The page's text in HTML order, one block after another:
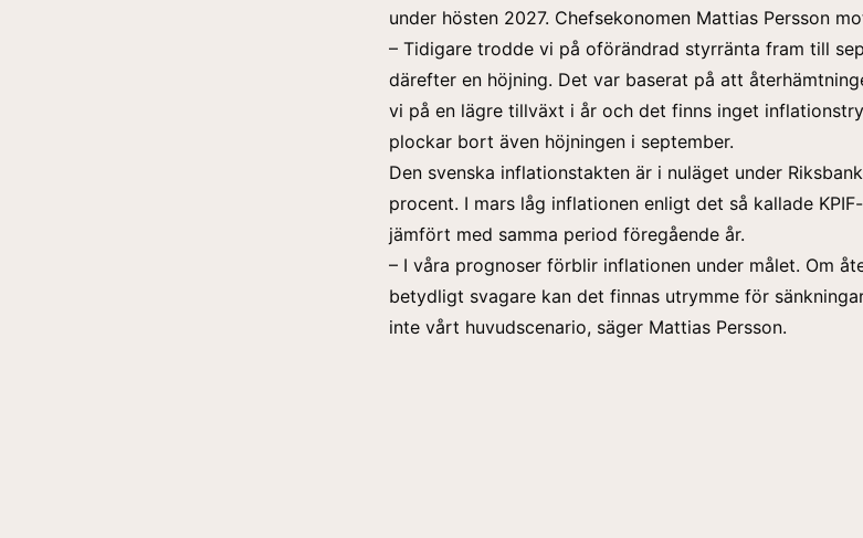
under hösten 2027. Chefsekonomen Mattias Persson
– Tidigare trodde vi på oförändrad styrränta fram till
därefter en höjning. Det var baserat på att
vi på en lägre tillväxt i år och det finns inget
plockar bort även höjningen i september.
Den svenska inflationstakten är i nuläget under
procent. I mars låg inflationen enligt det så kallade
jämfört med samma period föregående år.
– I våra prognoser förblir inflationen under målet. Om
betydligt svagare kan det finnas utrymme för
inte vårt huvudscenario, säger Mattias Persson.